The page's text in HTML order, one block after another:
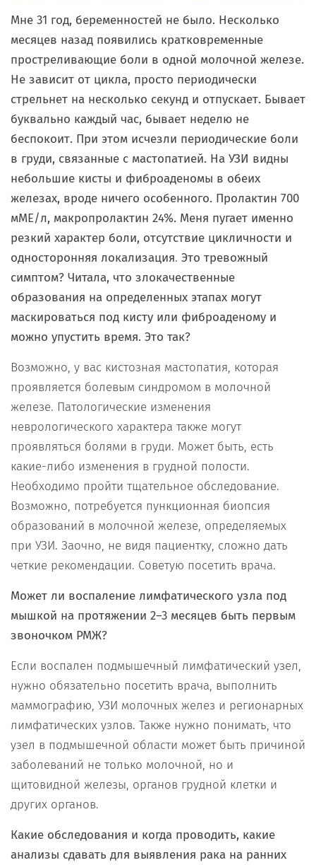
Мне 31 год, беременностей не было. Несколько
месяцев назад появились кратковременные
простреливающие боли в одной молочной железе.
Не зависит от цикла, просто периодически
стрельнет на несколько секунд и отпускает. Бывает
буквально каждый час, бывает неделю не
беспокоит. При этом исчезли периодические боли
в груди, связанные с мастопатией. На УЗИ видны
небольшие кисты и фиброаденомы в обеих
железах, вроде ничего особенного. Пролактин 700
мМЕ/л, макропролактин 24%. Меня пугает именно
резкий характер боли, отсутствие цикличности и
односторонняя локализация. Это тревожный
симптом? Читала, что злокачественные
образования на определенных этапах могут
маскироваться под кисту или фиброаденому и
можно упустить время. Это так?
Возможно, у вас кистозная мастопатия, которая
проявляется болевым синдромом в молочной
железе. Патологические изменения
неврологического характера также могут
проявляться болями в груди. Может быть, есть
какие-либо изменения в грудной полости.
Необходимо пройти тщательное обследование.
Возможно, потребуется пункционная биопсия
образований в молочной железе, определяемых
при УЗИ. Заочно, не видя пациентку, сложно дать
четкие рекомендации. Советую посетить врача.
Может ли воспаление лимфатического узла под
мышкой на протяжении 2–3 месяцев быть первым
звоночком РМЖ?
Если воспален подмышечный лимфатический узел,
нужно обязательно посетить врача, выполнить
маммографию, УЗИ молочных желез и регионарных
лимфатических узлов. Также нужно понимать, что
узел в подмышечной области может быть причиной
заболеваний не только молочной, но и
щитовидной железы, органов грудной клетки и
других органов.
Какие обследования и когда проводить, какие
анализы сдавать для выявления рака на ранних